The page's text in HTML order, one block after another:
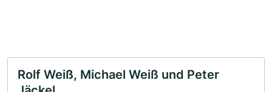
Rolf Weiß, Michael Weiß und Peter